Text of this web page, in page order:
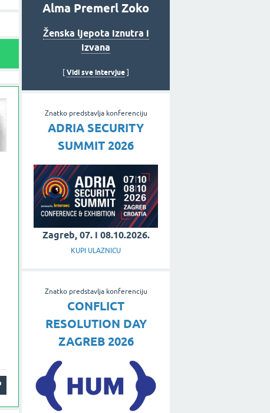
Alma Premerl Zoko
Ženska ljepota iznutra i
izvana
Vidi sve intervjue
Znatko predstavlja konferenciju
ADRIA SECURITY
SUMMIT 2026
Zagreb, 07. i 08.10.2026.
KUPI ULAZNICU
Znatko predstavlja konferenciju
CONFLICT
RESOLUTION DAY
ZAGREB 2026